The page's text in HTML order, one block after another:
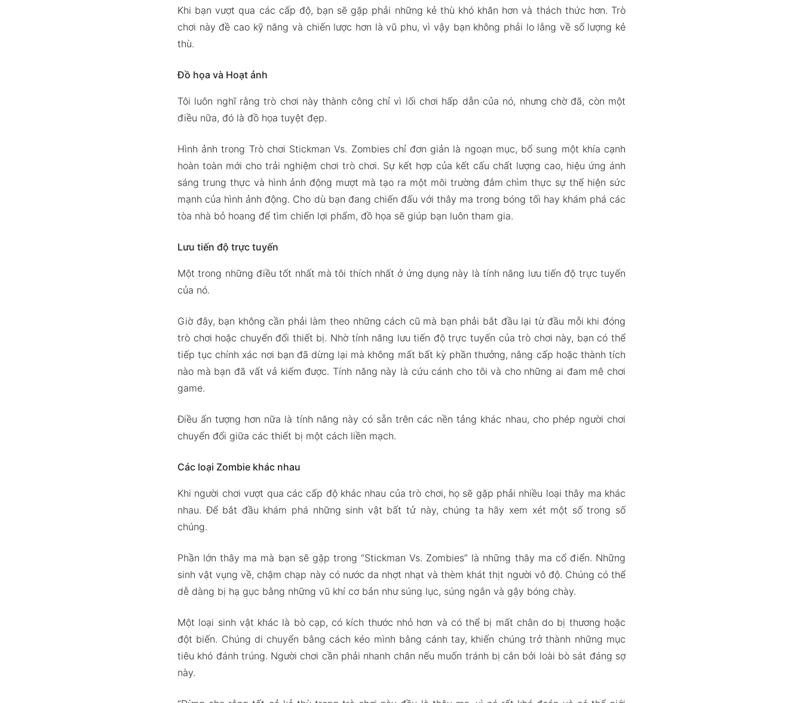
Khi bạn vượt qua các cấp độ, bạn sẽ gặp phải những kẻ thù khó khăn hơn và thách thức hơn. Trò
chơi này đề cao kỹ năng và chiến lược hơn là vũ phu, vì vậy bạn không phải lo lắng về số lượng kẻ
thù.
Đồ họa và Hoạt ảnh
Tôi luôn nghĩ rằng trò chơi này thành công chỉ vì lối chơi hấp dẫn của nó, nhưng chờ đã, còn một
điều nữa, đó là đồ họa tuyệt đẹp.
Hình ảnh trong Trò chơi Stickman Vs. Zombies chỉ đơn giản là ngoạn mục, bổ sung một khía cạnh
hoàn toàn mới cho trải nghiệm chơi trò chơi. Sự kết hợp của kết cấu chất lượng cao, hiệu ứng ánh
sáng trung thực và hình ảnh động mượt mà tạo ra một môi trường đắm chìm thực sự thể hiện sức
mạnh của hình ảnh động. Cho dù bạn đang chiến đấu với thây ma trong bóng tối hay khám phá các
tòa nhà bỏ hoang để tìm chiến lợi phẩm, đồ họa sẽ giúp bạn luôn tham gia.
Lưu tiến độ trực tuyến
Một trong những điều tốt nhất mà tôi thích nhất ở ứng dụng này là tính năng lưu tiến độ trực tuyến
của nó.
Giờ đây, bạn không cần phải làm theo những cách cũ mà bạn phải bắt đầu lại từ đầu mỗi khi đóng
trò chơi hoặc chuyển đổi thiết bị. Nhờ tính năng lưu tiến độ trực tuyến của trò chơi này, bạn có thể
tiếp tục chính xác nơi bạn đã dừng lại mà không mất bất kỳ phần thưởng, nâng cấp hoặc thành tích
nào mà bạn đã vất vả kiếm được. Tính năng này là cứu cánh cho tôi và cho những ai đam mê chơi
game.
Điều ấn tượng hơn nữa là tính năng này có sẵn trên các nền tảng khác nhau, cho phép người chơi
chuyển đổi giữa các thiết bị một cách liền mạch.
Các loại Zombie khác nhau
Khi người chơi vượt qua các cấp độ khác nhau của trò chơi, họ sẽ gặp phải nhiều loại thây ma khác
nhau. Để bắt đầu khám phá những sinh vật bất tử này, chúng ta hãy xem xét một số trong số
chúng.
Phần lớn thây ma mà bạn sẽ gặp trong “Stickman Vs. Zombies” là những thây ma cổ điển. Những
sinh vật vụng về, chậm chạp này có nước da nhợt nhạt và thèm khát thịt người vô độ. Chúng có thể
dễ dàng bị hạ gục bằng những vũ khí cơ bản như súng lục, súng ngắn và gậy bóng chày.
Một loại sinh vật khác là bò cạp, có kích thước nhỏ hơn và có thể bị mất chân do bị thương hoặc
đột biến. Chúng di chuyển bằng cách kéo mình bằng cánh tay, khiến chúng trở thành những mục
tiêu khó đánh trúng. Người chơi cần phải nhanh chân nếu muốn tránh bị cắn bởi loài bò sát đáng sợ
này.